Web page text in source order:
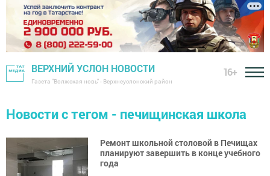
ВЕРХНИЙ УСЛОН НОВОСТИ
Газета "Волжская новь" - Верхнеуслонский район
16+
Новости с тегом - печищинская школа
Ремонт школьной столовой в Печищах
планируют завершить в конце учебного
года